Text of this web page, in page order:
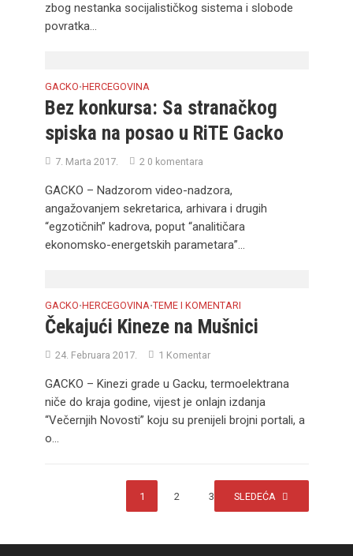
zbog nestanka socijalističkog sistema i slobode
povratka...
GACKO•HERCEGOVINA
Bez konkursa: Sa stranačkog
spiska na posao u RiTE Gacko
7. Marta 2017. 2 0 komentara
GACKO – Nadzorom video-nadzora,
angažovanjem sekretarica, arhivara i drugih
“egzotičnih” kadrova, poput “analitičara
ekonomsko-energetskih parametara”...
GACKO•HERCEGOVINA•TEME I KOMENTARI
Čekajući Kineze na Mušnici
24. Februara 2017. 1 Komentar
GACKO – Kinezi grade u Gacku, termoelektrana
niče do kraja godine, vijest je onlajn izdanja
“Večernjih Novosti” koju su prenijeli brojni portali, a
o...
1 2 3 SLEDEĆA